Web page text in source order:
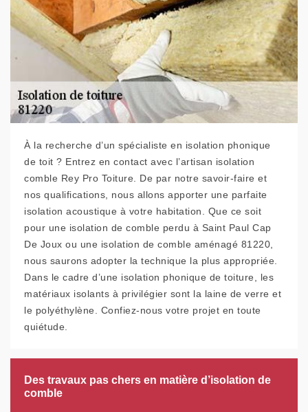
À la recherche d’un spécialiste en isolation phonique
de toit ? Entrez en contact avec l’artisan isolation
comble Rey Pro Toiture. De par notre savoir-faire et
nos qualifications, nous allons apporter une parfaite
isolation acoustique à votre habitation. Que ce soit
pour une isolation de comble perdu à Saint Paul Cap
De Joux ou une isolation de comble aménagé 81220,
nous saurons adopter la technique la plus appropriée.
Dans le cadre d’une isolation phonique de toiture, les
matériaux isolants à privilégier sont la laine de verre et
le polyéthylène. Confiez-nous votre projet en toute
quiétude.
Des travaux pas chers en matière d’isolation de
comble